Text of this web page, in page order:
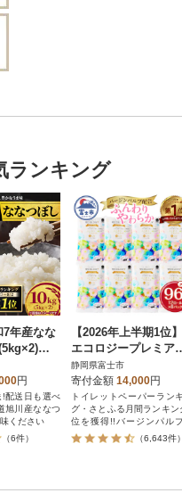
ランキング
7年産なな
北
お米【さ
円
配送日も選べ
旭川産ななつ
ください
（6件）
【2026年上半期1位】
エコロジープレミア
トイレットペーパー
ブル 96ロール 日用品
人気
静岡県富士市
寄付金額 14,000円
トイレットペーパーラン
グ・さとふる月間ランキン
位を獲得!!バージンパル
合、柔らかく使い心地の良
（6,643件）